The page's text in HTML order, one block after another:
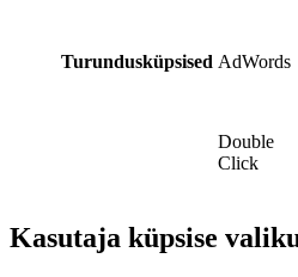
Turundusküpsised AdWords
Double
Click
Kasutaja küpsise